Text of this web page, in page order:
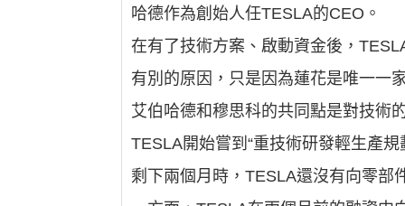
哈德作為創始人任TESLA的CEO。
在有了技術方案、啟動資金後，
有別的原因，只是因為蓮花是唯一一
艾伯哈德和穆思科的共同點是對技術
TESLA開始嘗到“重技術研發輕生產
剩下兩個月時，TESLA還沒有向零部